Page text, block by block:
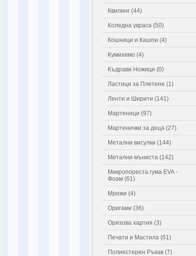
Квилинг (44)
Коледна украса (50)
Кошници и Кашпи (4)
Кумихимо (4)
Къдрави Ножици (0)
Ластици за Плетене (1)
Ленти и Ширити (141)
Мартеници (97)
Мартенички за деца (27)
Метални висулки (144)
Метални мъниста (142)
Микропореста гума EVA -
Фоам (61)
Мрежи (4)
Оригами (36)
Оризова хартия (3)
Печати и Мастила (61)
Полиестерен Ръкав (7)